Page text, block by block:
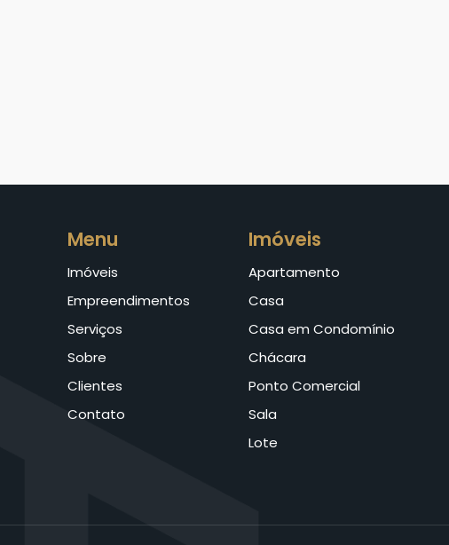
Menu
Imóveis
Empreendimentos
Serviços
Sobre
Clientes
Contato
Imóveis
Apartamento
Casa
Casa em Condomínio
Chácara
Ponto Comercial
Sala
Lote